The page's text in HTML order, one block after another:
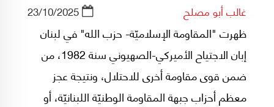
غالب أبو مصلح 23/10/2025
ظهرت "المقاومة الإسلاميّة- حزب الله" في لبنان
إبان الاجتياح الأميركي-الصهيوني سنة 1982، من
ضمن قوى مقاومة أخرى للاحتلال، ونتيجة عجز
معظم أحزاب جبهة المقاومة الوطنيّة اللبنانيّة، أو